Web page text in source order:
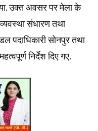
उक्त अवसर पर मेला के
संधारण तथा
पदाधिकारी सोनपुर तथा
निर्देश दिए गए.